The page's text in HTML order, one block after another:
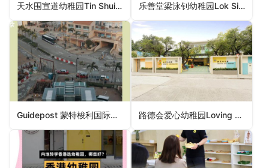
天水围宣道幼稚园Tin Shui Wai Alliance Kindergarten（元朗区幼稚园） 乐善堂梁泳钊幼稚园Lok Sin Tong Stephen Leung Kindergarten（沙田区幼稚园）
Guidepost 蒙特梭利国际幼稚园(愉景湾)Guidepost Montessori International Kindergarten (Discovery Bay)（离岛区幼稚园） 路德会爱心幼稚园Loving Heart Lutheran Kindergarten（幼稚园）